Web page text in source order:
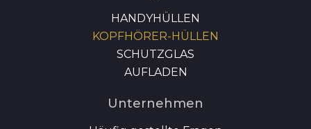
HANDYHÜLLEN
KOPFHÖRER-HÜLLEN
SCHUTZGLAS
AUFLADEN
Unternehmen